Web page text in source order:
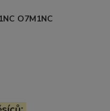
O7M1NC